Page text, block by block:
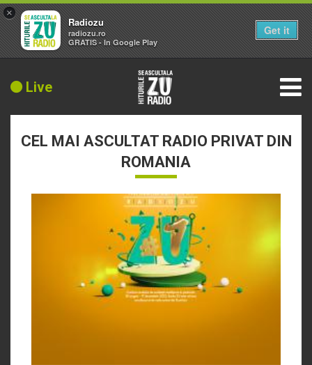
Live
CEL MAI ASCULTAT RADIO PRIVAT DIN
ROMANIA
×
Radiozu
radiozu.ro
GRATIS - In Google Play
Get it